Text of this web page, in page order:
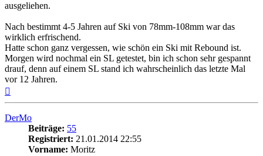
ausgeliehen.
Nach bestimmt 4-5 Jahren auf Ski von 78mm-108mm war das
wirklich erfrischend.
Hatte schon ganz vergessen, wie schön ein Ski mit Rebound ist.
Morgen wird nochmal ein SL getestet, bin ich schon sehr gespannt
drauf, denn auf einem SL stand ich wahrscheinlich das letzte Mal
vor 12 Jahren.
DerMo
Beiträge: 55
Registriert: 21.01.2014 22:55
Vorname: Moritz